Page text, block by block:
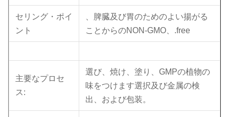
セリング・ポイ
ント
、脾臓及び胃のためのよい揚がる
ことからのNON-GMO、.free
主要なプロセ
ス:
選び、焼け、塗り、GMPの植物の
味をつけます選択及び金属の検
出、および包装。